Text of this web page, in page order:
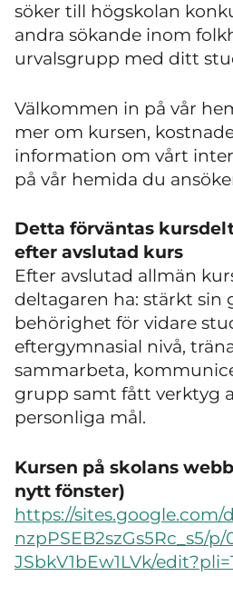
söker till högskolan
andra sökande inom
urvalsgrupp med ditt
Välkommen in på vår
mer om kursen,
information om vårt
på vår hemida du
Detta förväntas
efter avslutad kurs
Efter avslutad allmän
deltagaren ha: stärkt sin
behörighet för vidare
eftergymnasial nivå,
sammarbeta,
grupp samt fått verktyg
personliga mål.
Kursen på skolans
nytt fönster)
https://sites.google.com/
nzpPSEB2szGs5Rc_s5/
JSbkV1bEw1LVk/